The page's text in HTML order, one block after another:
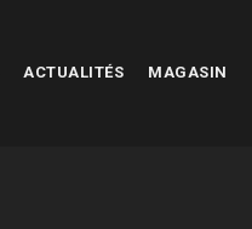
ACTUALITÉS MAGASIN